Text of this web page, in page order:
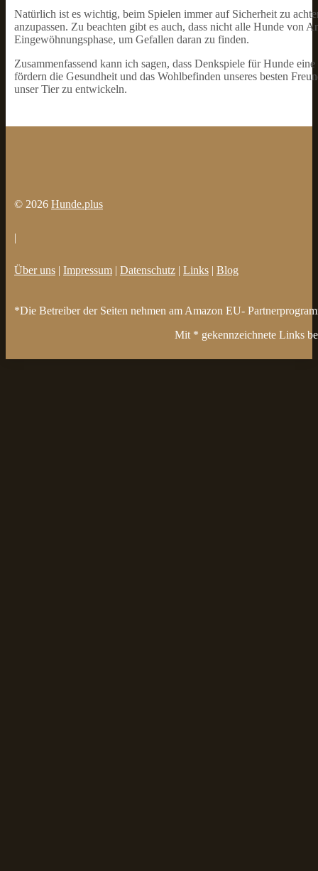
Natürlich ist es wichtig, beim Spielen immer auf Sicherheit zu
anzupassen. Zu beachten gibt es auch, dass nicht alle Hunde von
Eingewöhnungsphase, um Gefallen daran zu finden.
Zusammenfassend kann ich sagen, dass Denkspiele für Hunde
fördern die Gesundheit und das Wohlbefinden unseres besten
unser Tier zu entwickeln.
© 2026 Hunde.plus
|
Über uns | Impressum | Datenschutz | Links | Blog
*Die Betreiber der Seiten nehmen am Amazon EU-
Mit * gekennzeichnete Links